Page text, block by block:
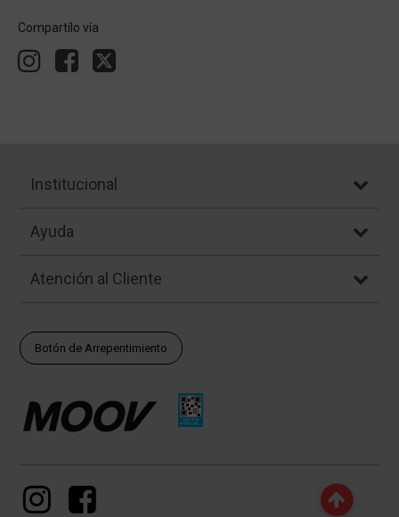
Compartílo vía
Institucional
Ayuda
Atención al Cliente
Botón de Arrepentimiento